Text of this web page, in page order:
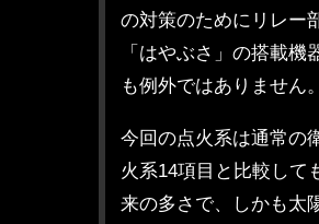
の対策のためにリレー
「はやぶさ」の搭載
も例外ではありません。
今回の点火系は通常の
火系14項目と比較して
来の多さで、しかも太